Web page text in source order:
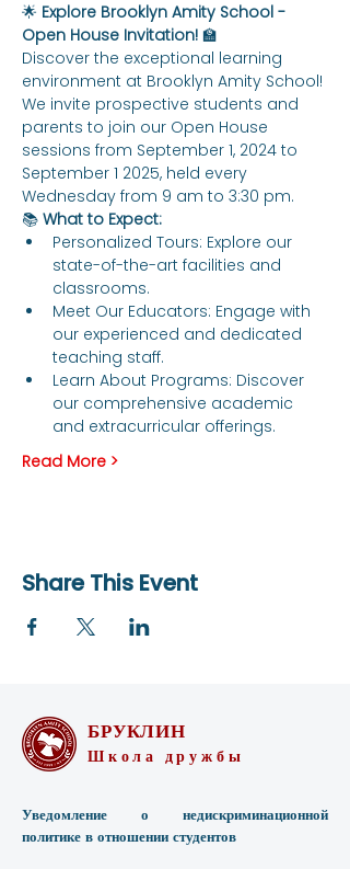
🌟 Explore Brooklyn Amity School -
Open House Invitation! 🏫
Discover the exceptional learning
environment at Brooklyn Amity School!
We invite prospective students and
parents to join our Open House
sessions from September 1, 2024 to
September 1 2025, held every
Wednesday from 9 am to 3:30 pm.
📚 What to Expect:
Personalized Tours: Explore our
state-of-the-art facilities and
classrooms.
Meet Our Educators: Engage with
our experienced and dedicated
teaching staff.
Learn About Programs: Discover
our comprehensive academic
and extracurricular offerings.
Read More >
Share This Event
БРУКЛИН
Школа дружбы
Уведомление о недискриминационной
политике в отношении студентов